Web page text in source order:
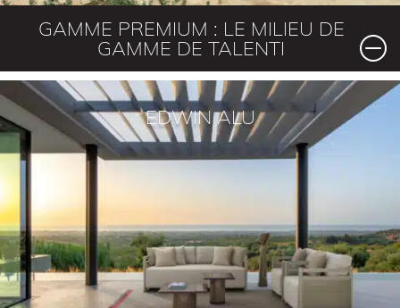
GAMME PREMIUM : LE MILIEU DE
GAMME DE TALENTI
EDWIN ALU